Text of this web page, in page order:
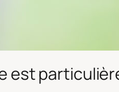
est